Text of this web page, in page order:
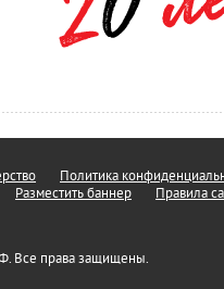
Политика
Разместить баннер Правила
Все права защищены.